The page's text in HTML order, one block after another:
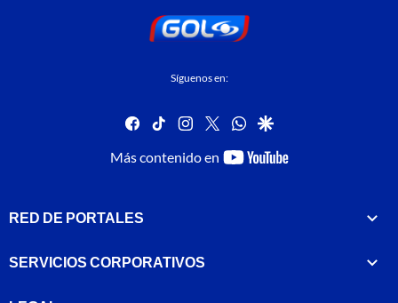
Síguenos en:
facebook
tiktok instagram
twitterwhatsapp
google
Más contenido en
youtube-
RED DE PORTALES
SERVICIOS CORPORATIVOS